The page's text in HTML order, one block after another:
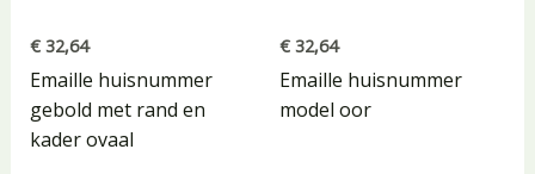
€32,64
Emaille huisnummer
gebold met rand en
kader ovaal
€ 32,64
Emaille huisnummer
model oor